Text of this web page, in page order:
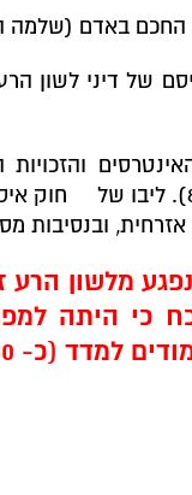
החכם באדם (שלמה
של דיני לשון
האינטרסים
חוק
אזרחית, ובנסיבות
כי היתה